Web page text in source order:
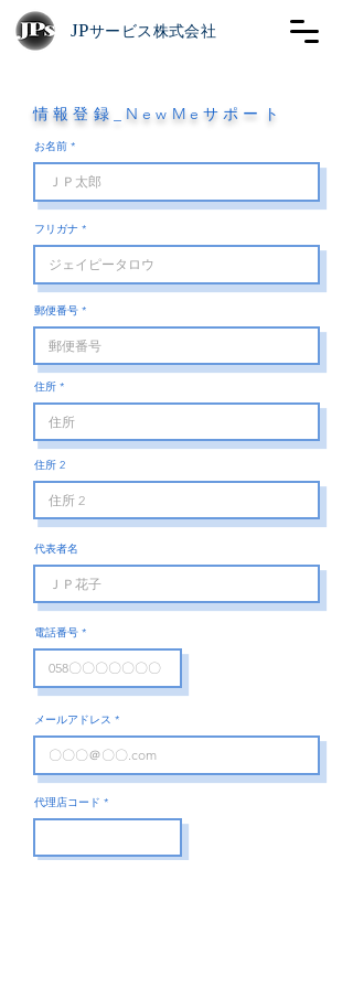
JPサービス株式会社
情報登録_NewMeサポート
お名前
フリガナ
郵便番号
住所
住所 2
代表者名
電話番号
メールアドレス
代理店コード